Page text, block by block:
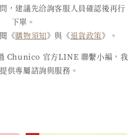
，建議先洽詢客服人員確認後再行
下單。
《購物須知》與《退貨政策》。
Chunico 官方LINE 聯繫小編，我
供專屬諮詢與服務。